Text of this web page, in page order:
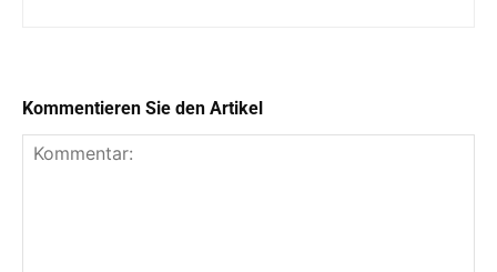
Kommentieren Sie den Artikel